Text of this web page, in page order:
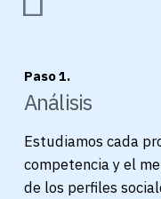
Paso 1.
Análisis
Estudiamos cada
competencia y el
de los perfiles